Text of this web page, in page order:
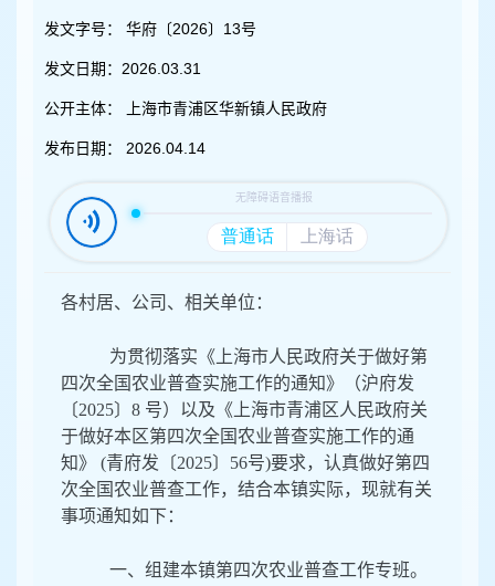
发文字号： 华府〔2026〕13号
发文日期： 2026.03.31
公开主体： 上海市青浦区华新镇人民政府
发布日期： 2026.04.14
各村居、公司、相关单位：
为贯彻落实《上海市人民政府关于做好第
四次全国农业普查实施工作的通知》（沪府发
〔2025〕8 号）以及《上海市青浦区人民政府关
于做好本区第四次全国农业普查实施工作的通
知》 (青府发〔2025〕56号)要求，认真做好第四
次全国农业普查工作，结合本镇实际，现就有关
事项通知如下：
一、组建本镇第四次农业普查工作专班。